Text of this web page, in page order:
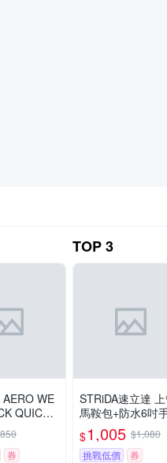
WE
QUICKC
座墊袋
券
TOP3
STRiDA速立達
馬鞍包+防水6吋
袋-黑色
$1,005 $1,080
挑戰低價
券